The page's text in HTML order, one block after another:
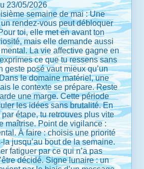
23/05/2026
semaine de mai : Une
rendez-vous peut débloquer
toi, elle met en avant ton
mais elle demande aussi
La vie affective gagne en
ce que tu ressens sans
geste posé vaut mieux qu’un
le domaine matériel, une
le contexte se prépare. Reste
une marge. Cette période
les idées sans brutalité. En
étape, tu retrouves plus vite
maîtrise. Point de vigilance :
À faire : choisis une priorité
jusqu’au bout de la semaine.
fatiguer par ce qui n’a pas
décidé. Signe lunaire : un